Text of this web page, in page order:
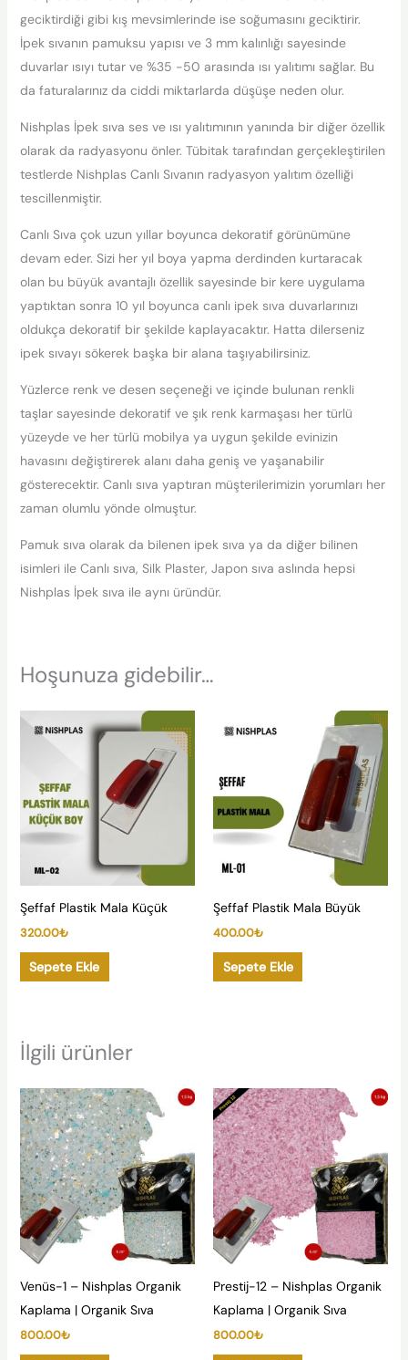
geciktirdiği gibi kış mevsimlerinde ise soğumasını geciktirir.
İpek sıvanın pamuksu yapısı ve 3 mm kalınlığı sayesinde
duvarlar ısıyı tutar ve %35 -50 arasında ısı yalıtımı sağlar. Bu
da faturalarınız da ciddi miktarlarda düşüşe neden olur.
Nishplas İpek sıva ses ve ısı yalıtımının yanında bir diğer özellik
olarak da radyasyonu önler. Tübitak tarafından gerçekleştirilen
testlerde Nishplas Canlı Sıvanın radyasyon yalıtım özelliği
tescillenmiştir.
Canlı Sıva çok uzun yıllar boyunca dekoratif görünümüne
devam eder. Sizi her yıl boya yapma derdinden kurtaracak
olan bu büyük avantajlı özellik sayesinde bir kere uygulama
yaptıktan sonra 10 yıl boyunca canlı ipek sıva duvarlarınızı
oldukça dekoratif bir şekilde kaplayacaktır. Hatta dilerseniz
ipek sıvayı sökerek başka bir alana taşıyabilirsiniz.
Yüzlerce renk ve desen seçeneği ve içinde bulunan renkli
taşlar sayesinde dekoratif ve şık renk karmaşası her türlü
yüzeyde ve her türlü mobilya ya uygun şekilde evinizin
havasını değiştirerek alanı daha geniş ve yaşanabilir
gösterecektir. Canlı sıva yaptıran müşterilerimizin yorumları her
zaman olumlu yönde olmuştur.
Pamuk sıva olarak da bilenen ipek sıva ya da diğer bilinen
isimleri ile Canlı sıva, Silk Plaster, Japon sıva aslında hepsi
Nishplas İpek sıva ile aynı üründür.
Hoşunuza gidebilir…
Şeffaf Plastik Mala Küçük
320.00₺
Sepete Ekle
Şeffaf Plastik Mala Büyük
400.00₺
Sepete Ekle
İlgili ürünler
Venüs-1 – Nishplas Organik
Kaplama | Organik Sıva
800.00₺
Prestij-12 – Nishplas Organik
Kaplama | Organik Sıva
800.00₺